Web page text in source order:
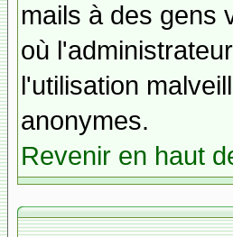
mails à des gens
où
l'utilisation
anonymes.
Revenir en haut